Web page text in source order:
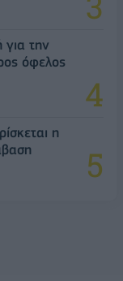
την
όφελος
η